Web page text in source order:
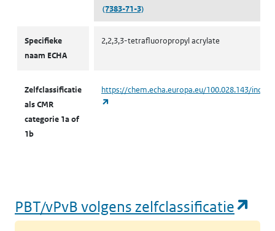
(7383-71-3)
Specifieke
naam ECHA
2,2,3,3-tetrafluoropropyl acrylate
Zelfclassificatie
als CMR
categorie 1a of
1b
https://chem.echa.europa.eu/100.028.143/
PBT/vPvB volgens zelfclassificatie